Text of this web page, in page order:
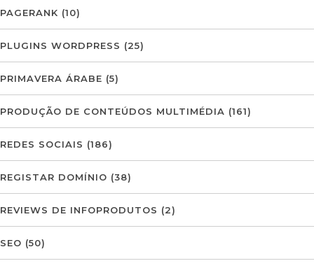
PAGERANK (10)
PLUGINS WORDPRESS (25)
PRIMAVERA ÁRABE (5)
PRODUÇÃO DE CONTEÚDOS MULTIMÉDIA (161)
REDES SOCIAIS (186)
REGISTAR DOMÍNIO (38)
REVIEWS DE INFOPRODUTOS (2)
SEO (50)